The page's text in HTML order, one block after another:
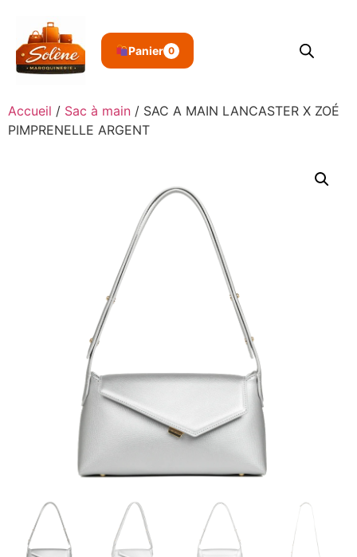
Panier 0
Accueil / Sac à main / SAC A MAIN LANCASTER X ZOÉ
PIMPRENELLE ARGENT